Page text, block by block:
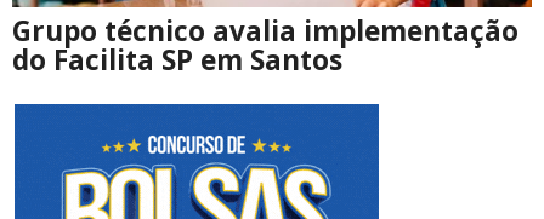
Grupo técnico avalia implementação
do Facilita SP em Santos